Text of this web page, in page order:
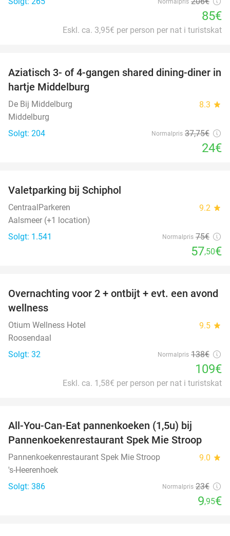
85€
Eskl. ca. 3,95€ per person per nat i turistskat
36%
Aziatisch 3- of 4-gangen shared dining-diner in
hartje Middelburg
De Bij Middelburg 8.3 star
Middelburg
Solgt: 204
Normalpris 37,75€
24€
Valetparking bij Schiphol
CentraalParkeren 9.2 star
Aalsmeer (+1 location)
Solgt: 1.541
Normalpris 75€
57,50€
21%
Overnachting voor 2 + ontbijt + evt. een avond
wellness
Otium Wellness Hotel 9.5 star
Roosendaal
Solgt: 32
Normalpris 138€
109€
Eskl. ca. 1,58€ per person per nat i turistskat
All-You-Can-Eat pannenkoeken (1,5u) bij
Pannenkoekenrestaurant Spek Mie Stroop
Pannenkoekenrestaurant Spek Mie Stroop 9.0 star
's-Heerenhoek
Solgt: 386
Normalpris 23€
9,95€